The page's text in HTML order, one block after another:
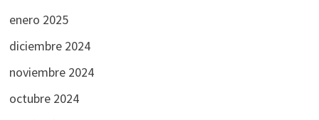
enero 2025
diciembre 2024
noviembre 2024
octubre 2024